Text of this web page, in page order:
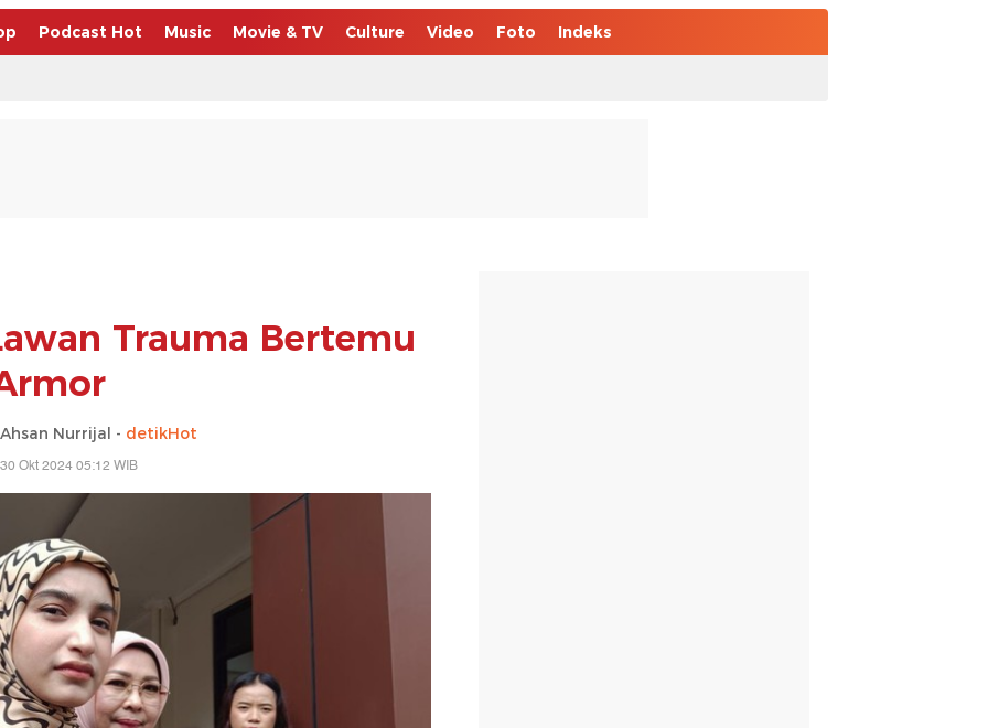
Podcast Hot Music Movie & TV Culture Video Foto Indeks
Trauma Bertemu
Nurrijal - detikHot
Okt 2024 05:12 WIB